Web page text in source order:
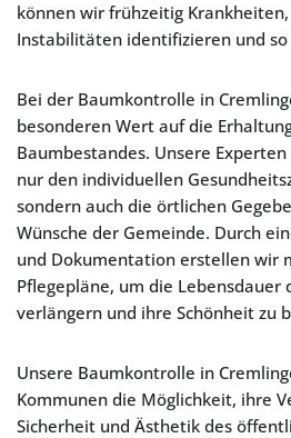
können wir frühzeitig
Instabilitäten identifizieren und
Bei der Baumkontrolle in
besonderen Wert auf die
Baumbestandes. Unsere
nur den individuellen
sondern auch die örtlichen
Wünsche der Gemeinde. Durch
und Dokumentation erstellen wir
Pflegepläne, um die Lebensdauer
verlängern und ihre Schönheit zu
Unsere Baumkontrolle in
Kommunen die Möglichkeit, ihre
Sicherheit und Ästhetik des